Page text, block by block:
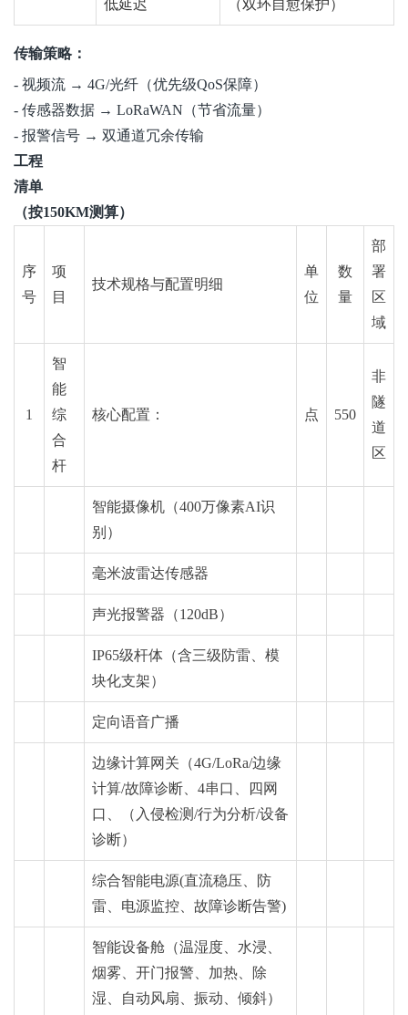
低延迟 （双环自愈保护）
传输策略：
- 视频流 → 4G/光纤（优先级QoS保障）
- 传感器数据 → LoRaWAN （节省流量）
- 报警信号 → 双通道冗余传输
工程
清单
（按150KM测算）
序
号
项
目
技术规格与配置明细
单
位
数
量
部
署
区
域
1
智
能
综
合
杆
核心配置： 点 550
非
隧
道
区
智能摄像机（400万像素AI识
别）
毫米波雷达传感器
声光报警器（120dB）
IP65级杆体（含三级防雷、模
块化支架）
定向语音广播
边缘计算网关（4G/LoRa/边缘
计算/故障诊断、4串口、四网
口、（入侵检测/行为分析/设备
诊断）
综合智能电源(直流稳压、防
雷、电源监控、故障诊断告警)
智能设备舱（温湿度、水浸、
烟雾、开门报警、加热、除
湿、自动风扇、振动、倾斜）